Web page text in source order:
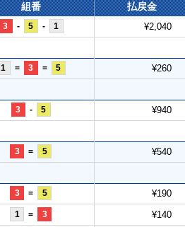
組番 払戻金
3 - 5 - 1 ¥2,040
1 = 3 = 5 ¥260
3 - 5 ¥940
3 = 5 ¥540
3 = 5 ¥190
1 = 3 ¥140